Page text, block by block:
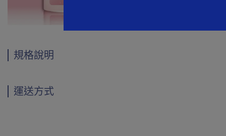
規格說明
運送方式